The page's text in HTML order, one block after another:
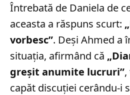
Întrebată de Daniela de
aceasta a răspuns scurt:
vorbesc”. Deși Ahmed a
situația, afirmând că
greșit anumite lucruri”
capăt discuției cerându-i